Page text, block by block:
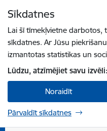
Sīkdatnes
Lai šī tīmekļvietne darbotos,
sīkdatnes. Ar Jūsu
izmantotas statistikas un
Lūdzu, atzīmējiet savu izvēli:
Noraidīt
Pārvaldīt sīkdatnes